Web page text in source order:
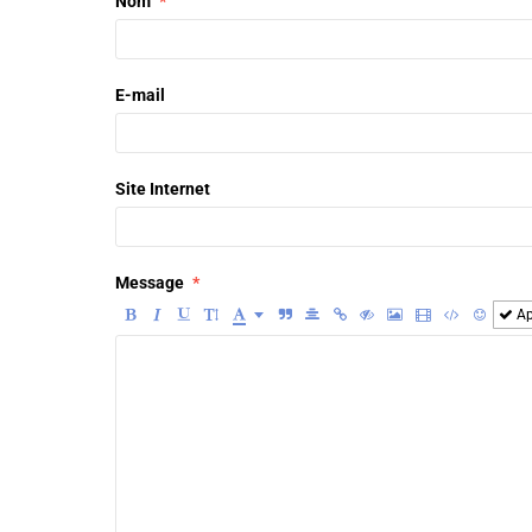
E-mail
Site Internet
Message